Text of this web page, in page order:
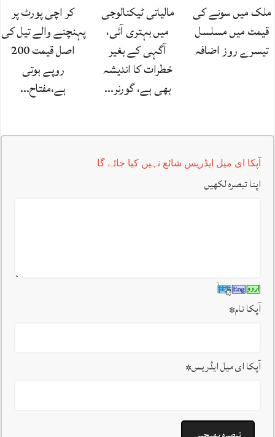
ملک میں سونے کی
قیمت میں مسلسل
تیسرے روز اضافہ
مالیاتی ٹیکنالوجی
میں بہتری آئی،
آگہی کے بغیر
خطرات کا اندیشہ
بھی ہے، گورنر…
کر اچی پورٹ پر
پہنچنے والے تیل کی
اصل قیمت 200
روپے ہوتی
ہے،مفتاح…
آپکا ای میل ایڈریس شائع نہیں کیا جائے گا
اپنا تبصرہ لکھیں
آپکا نام*
آپکا ای میل ایڈریس*